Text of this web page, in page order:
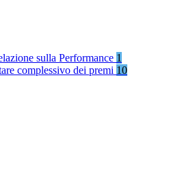
sulla Performance 1
complessivo dei premi 10